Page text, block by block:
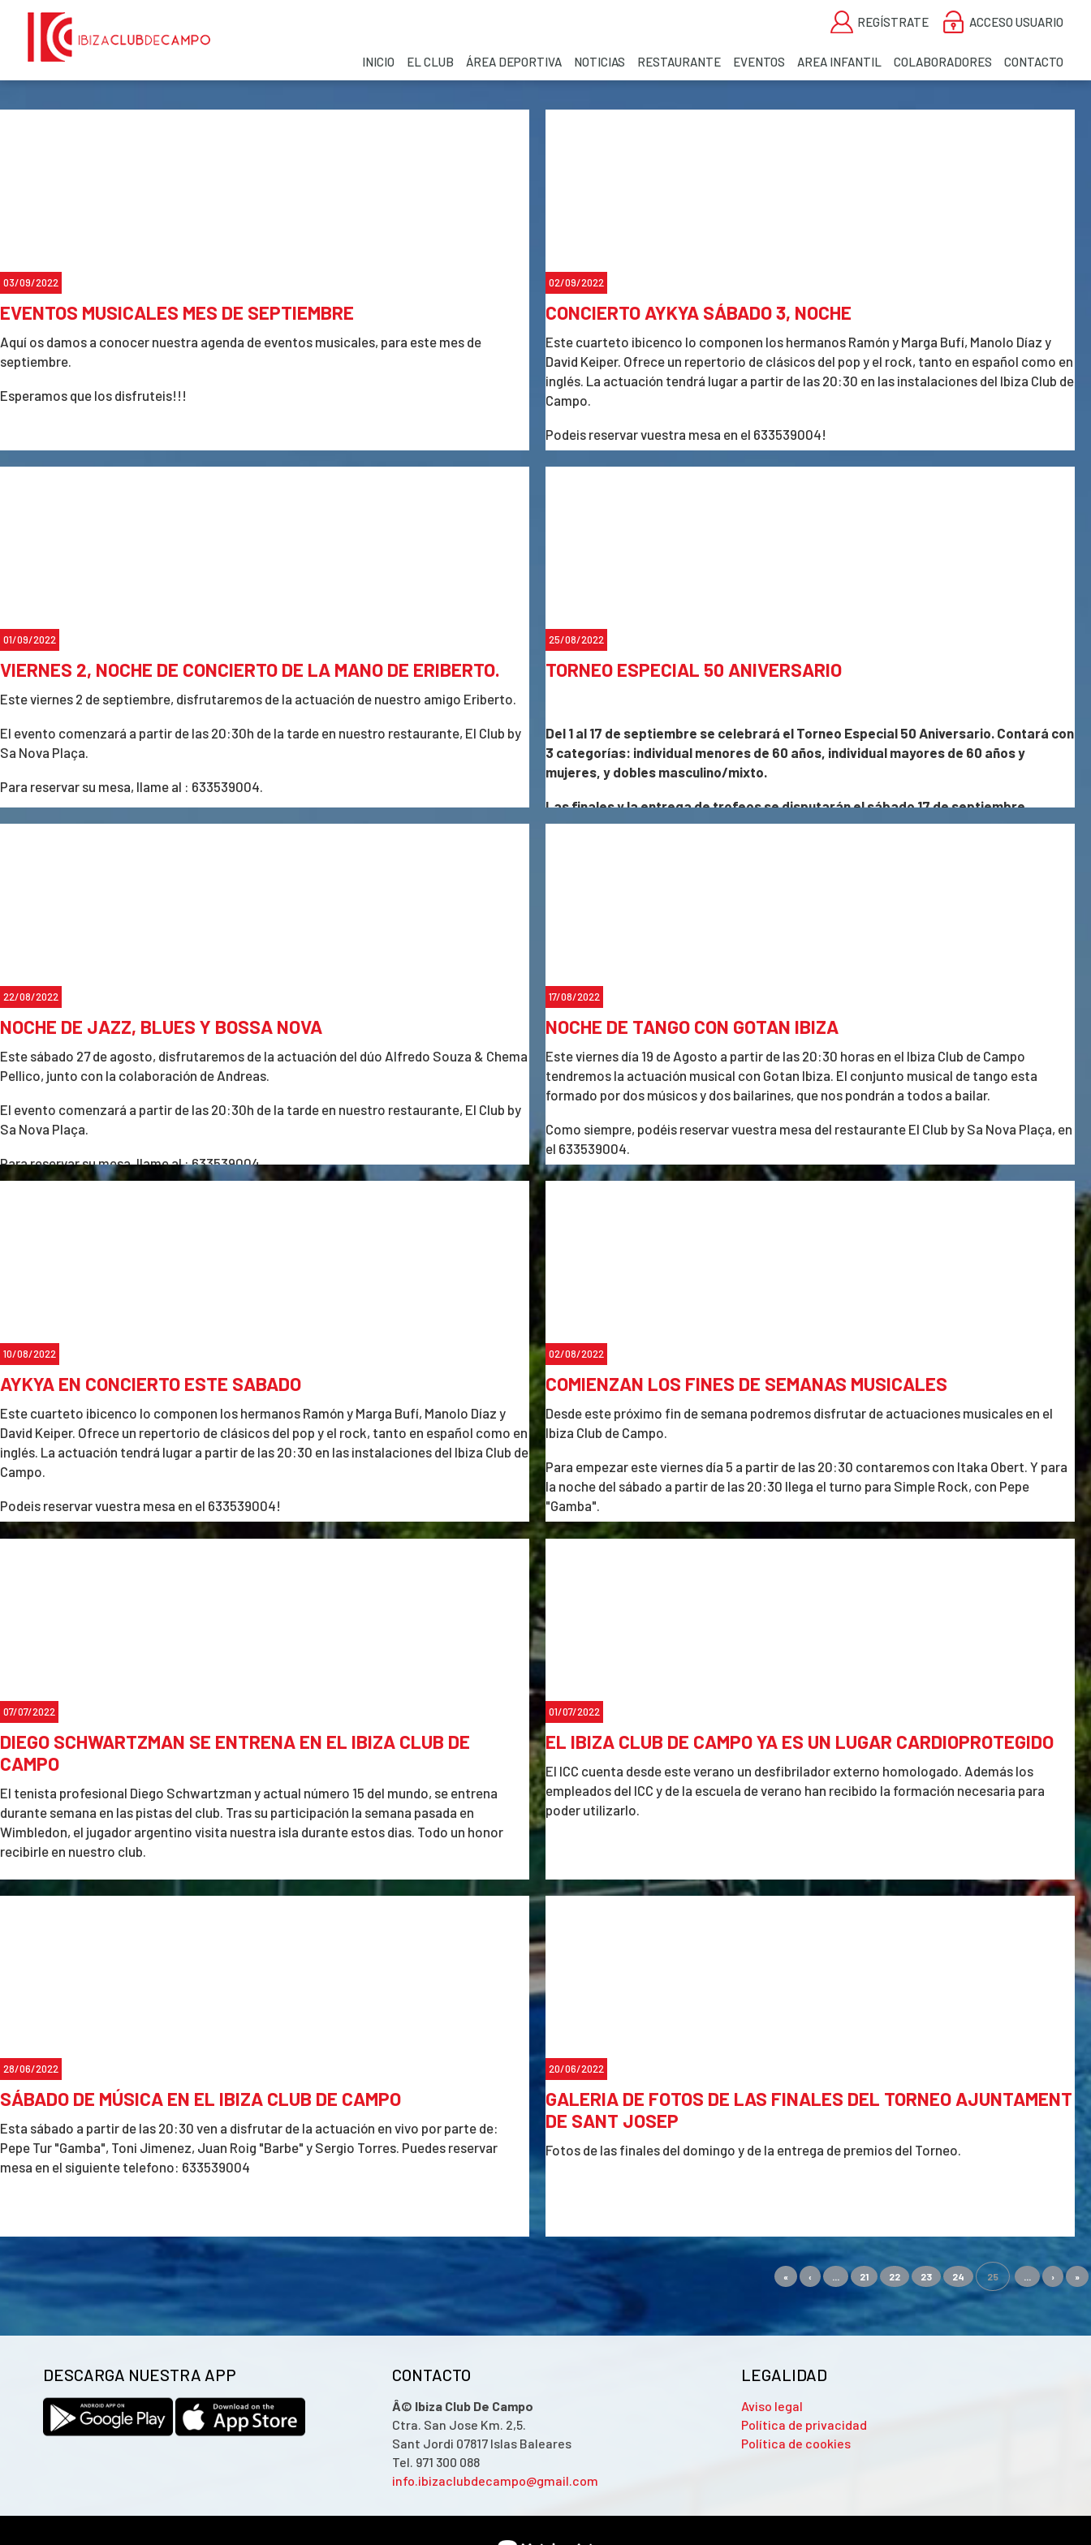
REGÍSTRATE ACCESO USUARIO
INICIO EL CLUB ÁREA DEPORTIVA NOTICIAS RESTAURANTE EVENTOS AREA INFANTIL COLABORADORES CONTACTO
03/09/2022
EVENTOS MUSICALES MES DE SEPTIEMBRE
Aquí os damos a conocer nuestra agenda de eventos musicales, para este mes de
septiembre.
Esperamos que los disfruteis!!!
02/09/2022
CONCIERTO AYKYA SÁBADO 3, NOCHE
Este cuarteto ibicenco lo componen los hermanos Ramón y Marga Bufí, Manolo Díaz y
David Keiper. Ofrece un repertorio de clásicos del pop y el rock, tanto en español como en
inglés. La actuación tendrá lugar a partir de las 20:30 en las instalaciones del Ibiza Club de
Campo.
Podeis reservar vuestra mesa en el 633539004!
01/09/2022
VIERNES 2, NOCHE DE CONCIERTO DE LA MANO DE ERIBERTO.
Este viernes 2 de septiembre, disfrutaremos de la actuación de nuestro amigo Eriberto.
El evento comenzará a partir de las 20:30h de la tarde en nuestro restaurante, El Club by
Sa Nova Plaça.
Para reservar su mesa, llame al : 633539004.
25/08/2022
TORNEO ESPECIAL 50 ANIVERSARIO
Del 1 al 17 de septiembre se celebrará el Torneo Especial 50 Aniversario. Contará con
3 categorías: individual menores de 60 años, individual mayores de 60 años y
mujeres, y dobles masculino/mixto.
Las finales y la entrega de trofeos se disputarán el sábado 17 de septiembre.
22/08/2022
NOCHE DE JAZZ, BLUES Y BOSSA NOVA
Este sábado 27 de agosto, disfrutaremos de la actuación del dúo Alfredo Souza & Chema
Pellico, junto con la colaboración de Andreas.
El evento comenzará a partir de las 20:30h de la tarde en nuestro restaurante, El Club by
Sa Nova Plaça.
Para reservar su mesa, llame al : 633539004.
17/08/2022
NOCHE DE TANGO CON GOTAN IBIZA
Este viernes día 19 de Agosto a partir de las 20:30 horas en el Ibiza Club de Campo
tendremos la actuación musical con Gotan Ibiza. El conjunto musical de tango esta
formado por dos músicos y dos bailarines, que nos pondrán a todos a bailar.
Como siempre, podéis reservar vuestra mesa del restaurante El Club by Sa Nova Plaça, en
el 633539004.
10/08/2022
AYKYA EN CONCIERTO ESTE SABADO
Este cuarteto ibicenco lo componen los hermanos Ramón y Marga Bufí, Manolo Díaz y
David Keiper. Ofrece un repertorio de clásicos del pop y el rock, tanto en español como en
inglés. La actuación tendrá lugar a partir de las 20:30 en las instalaciones del Ibiza Club de
Campo.
Podeis reservar vuestra mesa en el 633539004!
02/08/2022
COMIENZAN LOS FINES DE SEMANAS MUSICALES
Desde este próximo fin de semana podremos disfrutar de actuaciones musicales en el
Ibiza Club de Campo.
Para empezar este viernes día 5 a partir de las 20:30 contaremos con Itaka Obert. Y para
la noche del sábado a partir de las 20:30 llega el turno para Simple Rock, con Pepe
"Gamba".
No olvideis reservar vuestra mesa en el 633539004!!
07/07/2022
DIEGO SCHWARTZMAN SE ENTRENA EN EL IBIZA CLUB DE
CAMPO
El tenista profesional Diego Schwartzman y actual número 15 del mundo, se entrena
durante semana en las pistas del club. Tras su participación la semana pasada en
Wimbledon, el jugador argentino visita nuestra isla durante estos dias. Todo un honor
recibirle en nuestro club.
01/07/2022
EL IBIZA CLUB DE CAMPO YA ES UN LUGAR CARDIOPROTEGIDO
El ICC cuenta desde este verano un desfibrilador externo homologado. Además los
empleados del ICC y de la escuela de verano han recibido la formación necesaria para
poder utilizarlo.
28/06/2022
SÁBADO DE MÚSICA EN EL IBIZA CLUB DE CAMPO
Esta sábado a partir de las 20:30 ven a disfrutar de la actuación en vivo por parte de:
Pepe Tur "Gamba", Toni Jimenez, Juan Roig "Barbe" y Sergio Torres. Puedes reservar
mesa en el siguiente telefono: 633539004
20/06/2022
GALERIA DE FOTOS DE LAS FINALES DEL TORNEO AJUNTAMENT
DE SANT JOSEP
Fotos de las finales del domingo y de la entrega de premios del Torneo.
« ‹ ... 21 22 23 24 25 ... › »
DESCARGA NUESTRA APP CONTACTO
Â© Ibiza Club De Campo
Ctra. San Jose Km. 2,5.
Sant Jordi 07817 Islas Baleares
Tel. 971 300 088
info.ibizaclubdecampo@gmail.com
LEGALIDAD
Aviso legal
Política de privacidad
Política de cookies